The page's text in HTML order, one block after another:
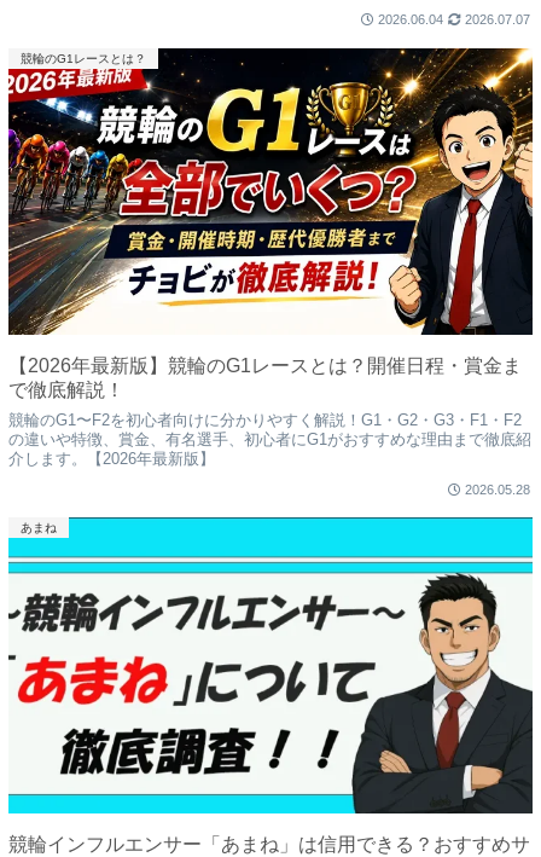
2026.06.04 2026.07.07
競輪のG1レースとは？
【2026年最新版】競輪のG1レースとは？開催日程・賞金ま
で徹底解説！
競輪のG1〜F2を初心者向けに分かりやすく解説！G1・G2・G3・F1・F2
の違いや特徴、賞金、有名選手、初心者にG1がおすすめな理由まで徹底紹
介します。【2026年最新版】
2026.05.28
あまね
競輪インフルエンサー「あまね」は信用できる？おすすめサ